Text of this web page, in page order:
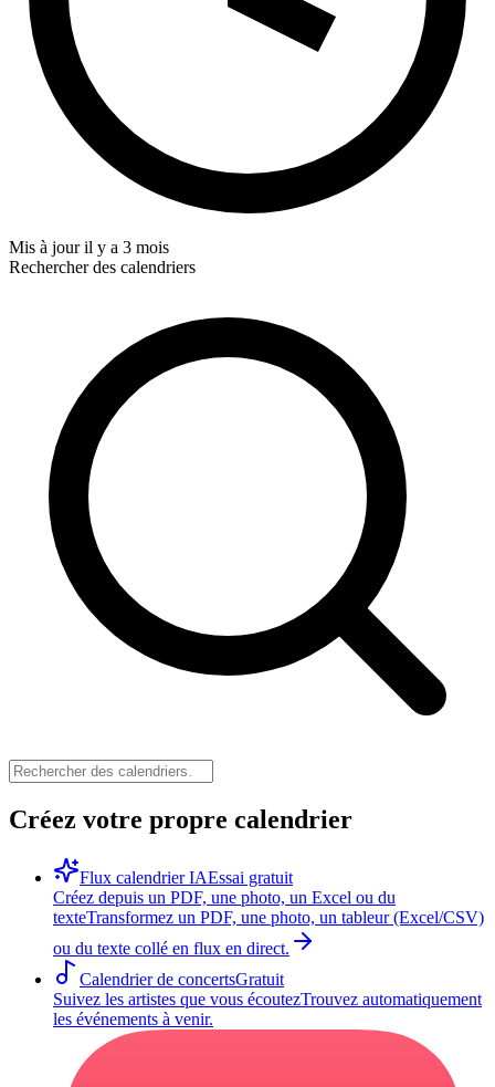
Mis à jour il y a 3 mois
Rechercher des calendriers
Créez votre propre calendrier
Flux calendrier IAEssai gratuit
Créez depuis un PDF, une photo, un Excel ou du
texteTransformez un PDF, une photo, un tableur (Excel/CSV)
ou du texte collé en flux en direct.
Calendrier de concertsGratuit
Suivez les artistes que vous écoutezTrouvez automatiquement
les événements à venir.